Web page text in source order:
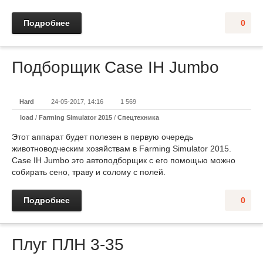
0
Подробнее
Подборщик Case IH Jumbo
Hard 24-05-2017, 14:16 1 569
load / Farming Simulator 2015 / Спецтехника
Этот аппарат будет полезен в первую очередь
животноводческим хозяйствам в Farming Simulator 2015.
Case IH Jumbo это автоподборщик с его помощью можно
собирать сено, траву и солому с полей.
0
Подробнее
Плуг ПЛН 3-35